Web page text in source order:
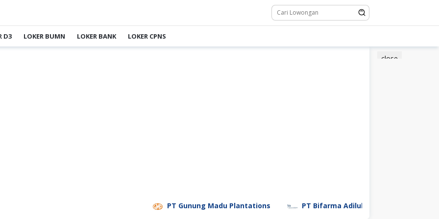
D3 LOKER BUMN LOKER BANK LOKER CPNS
close
PT Gunung Madu Plantations PT Bifarma Adiluhung (a Kalbe Company)